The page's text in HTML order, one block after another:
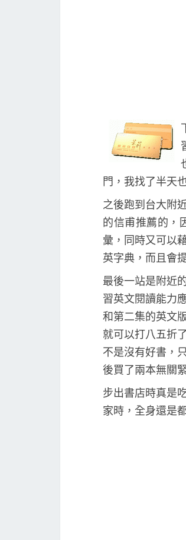
門，我找了半天
之後跑到台大附
的信甫推薦的，
彙，同時又可以
英字典，而且會
最後一站是附近
習英文閱讀能力
和第二集的英文
就可以打八五折
不是沒有好書，
後買了兩本無關
步出書店時真是
家時，全身還是